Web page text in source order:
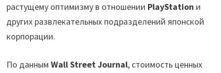
растущему оптимизму в отношении PlayStation и
других развлекательных подразделений японской
корпорации.
По данным Wall Street Journal, стоимость ценных